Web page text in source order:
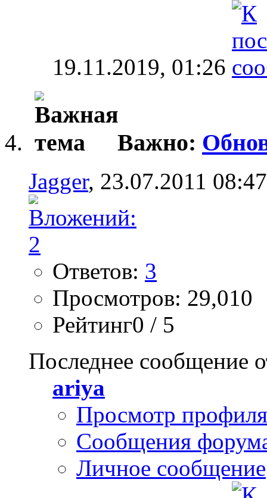
19.11.2019, 01:26
Важно:
Jagger, 23.07.2011 08:47
Ответов: 3
Просмотров: 29,010
Рейтинг0 / 5
Последнее сообщение
ariya
Просмотр профиля
Сообщения
Личное сообщение